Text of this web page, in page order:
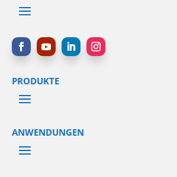
PRODUKTE
ANWENDUNGEN